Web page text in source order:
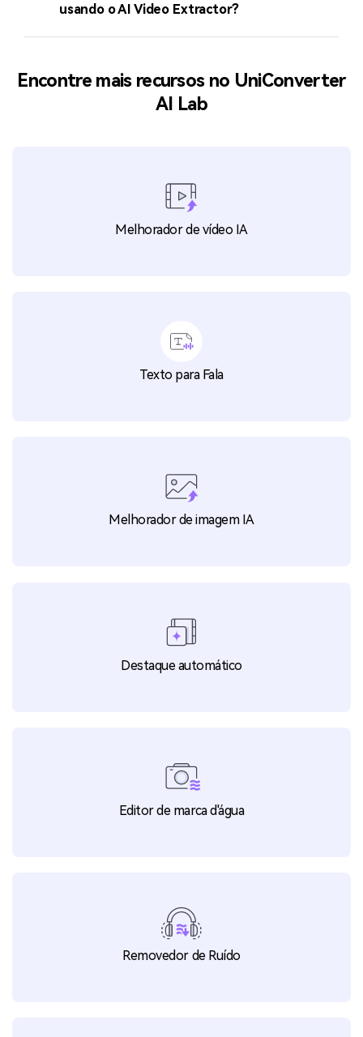
usando o AI Video Extractor?
Encontre mais recursos no UniConverter
AI Lab
Melhorador de vídeo IA
Texto para Fala
Melhorador de imagem IA
Destaque automático
Editor de marca d'água
Removedor de Ruído